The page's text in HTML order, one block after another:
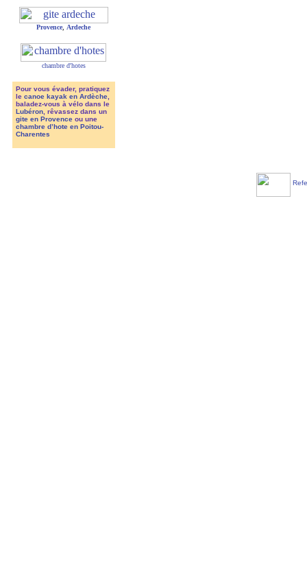
Provence Ardeche
chambre d'hotes
Pour vous évader, pratiquez
le canoe kayak en Ardèche,
baladez-vous à vélo dans le
Lubéron, rêvassez dans un
gite en Provenceou une
chambre d’hote en Poitou-
Charentes